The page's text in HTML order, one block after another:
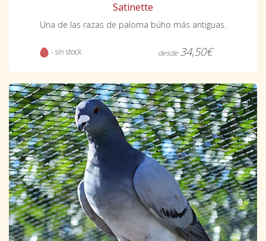
Satinette
Una de las razas de paloma búho más antiguas.
- sin stock desde 34,50€